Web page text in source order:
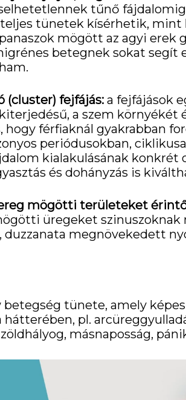
tűnő
tünetek kísérhetik, mint
mögött az agyi erek
betegnek sokat segít
(cluster) fejfájás: a fejfájások
a szem
férfiaknál gyakrabban
periódusokban,
kialakulásának konkrét
és dohányzás is
mögötti területeket
üregeket szinuszoknak
duzzanata megnövekedett
betegség tünete, amely
pl.
másnaposság,